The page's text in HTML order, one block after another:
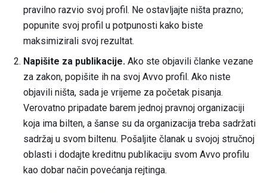
pravilno razvio svoj profil. Ne ostavljajte ništa prazno;
popunite svoj profil u potpunosti kako biste
maksimizirali svoj rezultat.
Napišite za publikacije. Ako ste objavili članke vezane
za zakon, popišite ih na svoj Avvo profil. Ako niste
objavili ništa, sada je vrijeme za početak pisanja.
Verovatno pripadate barem jednoj pravnoj organizaciji
koja ima bilten, a šanse su da organizacija treba sadržati
sadržaj u svom biltenu. Pošaljite članak u svojoj stručnoj
oblasti i dodajte kreditnu publikaciju svom Avvo profilu
kao dobar način povećanja rejtinga.